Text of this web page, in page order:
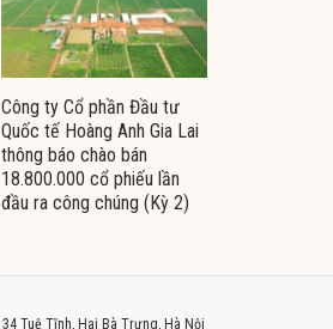
Công ty Cổ phần Đầu tư
Quốc tế Hoàng Anh Gia Lai
thông báo chào bán
18.800.000 cổ phiếu lần
đầu ra công chúng (Kỳ 2)
34 Tuệ Tĩnh, Hai Bà Trưng, Hà Nội